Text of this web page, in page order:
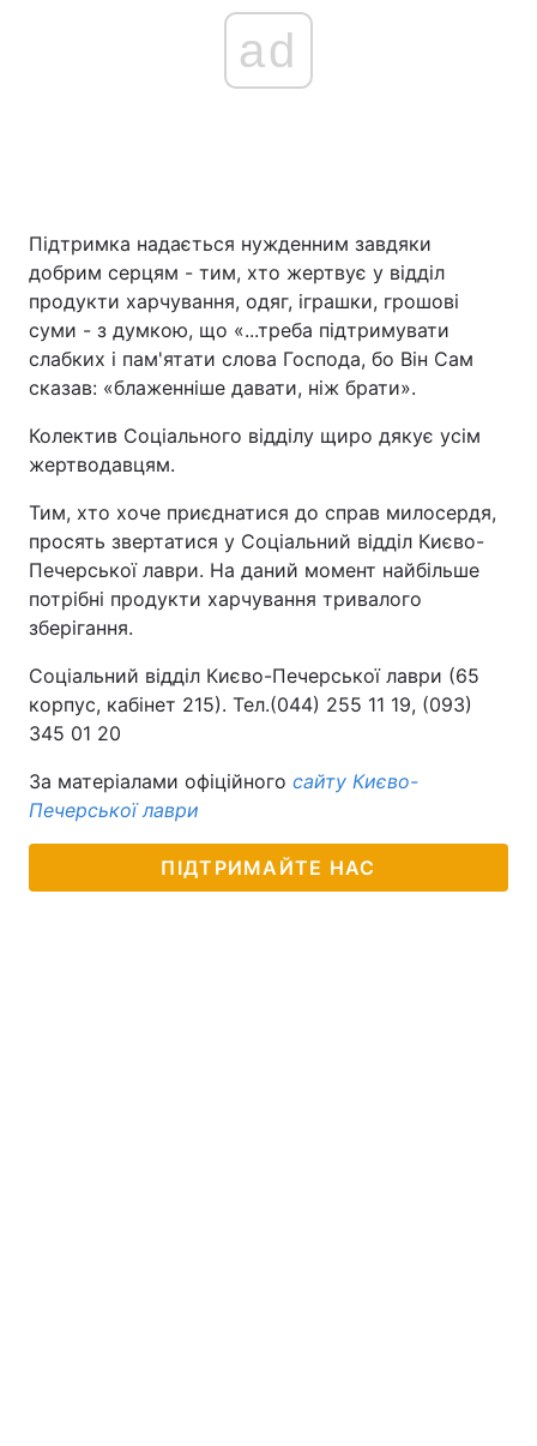
ad
Підтримка надається нужденним завдяки
добрим серцям - тим, хто жертвує у відділ
продукти харчування, одяг, іграшки, грошові
суми - з думкою, що «...треба підтримувати
слабких і пам'ятати слова Господа, бо Він Сам
сказав: «блаженніше давати, ніж брати».
Колектив Соціального відділу щиро дякує усім
жертводавцям.
Тим, хто хоче приєднатися до справ милосердя,
просять звертатися у Соціальний відділ Києво-
Печерської лаври. На даний момент найбільше
потрібні продукти харчування тривалого
зберігання.
Соціальний відділ Києво-Печерської лаври (65
корпус, кабінет 215). Тел.(044) 255 11 19, (093)
345 01 20
За матеріалами офіційного сайту Києво-
Печерської лаври
ПІДТРИМАЙТЕ НАС